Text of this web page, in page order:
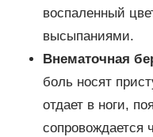
воспаленный
высыпаниями.
Внематочная
боль носят
отдает в ноги,